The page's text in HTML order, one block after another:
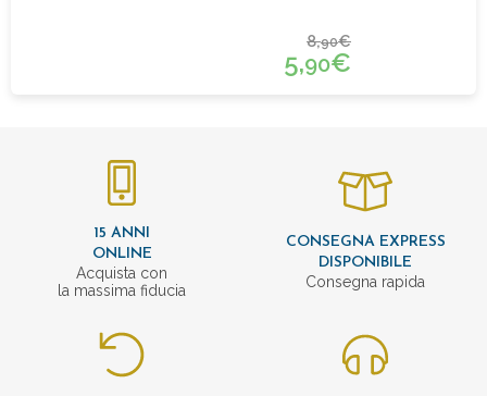
8,90€
5,90€
15 ANNI
ONLINE
Acquista con
la massima fiducia
CONSEGNA EXPRESS
DISPONIBILE
Consegna rapida